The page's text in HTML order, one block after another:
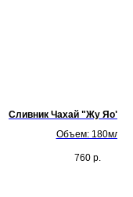
Сливник Чахай "Жу Яо"
Объем: 180мл
760 р.